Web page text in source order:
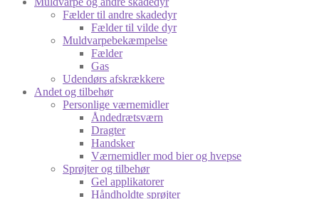
Fælder til andre skadedyr
Fælder til vilde dyr
Muldvarpebekæmpelse
Fælder
Gas
Udendørs afskrækkere
Andet og tilbehør
Personlige værnemidler
Åndedrætsværn
Dragter
Handsker
Værnemidler mod bier og hvepse
Sprøjter og tilbehør
Gel applikatorer
Håndholdte sprøjter